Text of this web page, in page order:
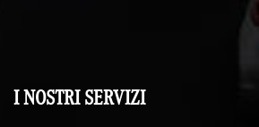
I NOSTRI SERVIZI